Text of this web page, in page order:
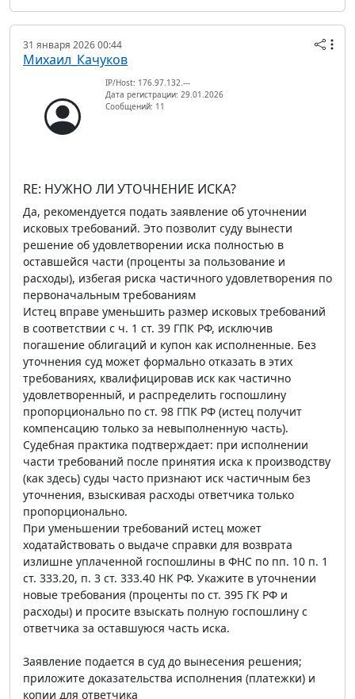
31 января 2026 00:44
Михаил_Качуков
IP/Host: 176.97.132.---
Дата регистрации: 29.01.2026
Сообщений: 11
RE: НУЖНО ЛИ УТОЧНЕНИЕ ИСКА?
Да, рекомендуется подать заявление об уточнении
исковых требований. Это позволит суду вынести
решение об удовлетворении иска полностью в
оставшейся части (проценты за пользование и
расходы), избегая риска частичного удовлетворения по
первоначальным требованиям
Истец вправе уменьшить размер исковых требований
в соответствии с ч. 1 ст. 39 ГПК РФ, исключив
погашение облигаций и купон как исполненные. Без
уточнения суд может формально отказать в этих
требованиях, квалифицировав иск как частично
удовлетворенный, и распределить госпошлину
пропорционально по ст. 98 ГПК РФ (истец получит
компенсацию только за невыполненную часть).
Судебная практика подтверждает: при исполнении
части требований после принятия иска к производству
(как здесь) суды часто признают иск частичным без
уточнения, взыскивая расходы ответчика только
пропорционально.
При уменьшении требований истец может
ходатайствовать о выдаче справки для возврата
излишне уплаченной госпошлины в ФНС по пп. 10 п. 1
ст. 333.20, п. 3 ст. 333.40 НК РФ. Укажите в уточнении
новые требования (проценты по ст. 395 ГК РФ и
расходы) и просите взыскать полную госпошлину с
ответчика за оставшуюся часть иска.
Заявление подается в суд до вынесения решения;
приложите доказательства исполнения (платежки) и
копии для ответчика